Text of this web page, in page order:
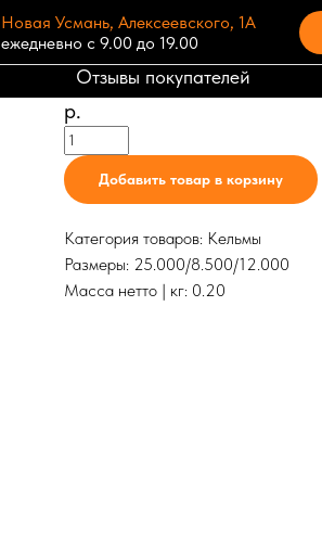
Новая Усмань, Алексеевского, 1А
ежедневно с 9.00 до 19.00
Отзывы покупателей
Кельма бетонщика
118
р.
Добавить товар в корзину
Категория товаров: Кельмы
Размеры: 25.000/8.500/12.000
Масса нетто | кг: 0.20